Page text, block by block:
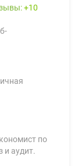
10
по
и аудит.